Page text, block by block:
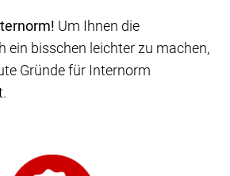
Um Ihnen die
ein bisschen leichter zu machen,
Gründe für Internorm